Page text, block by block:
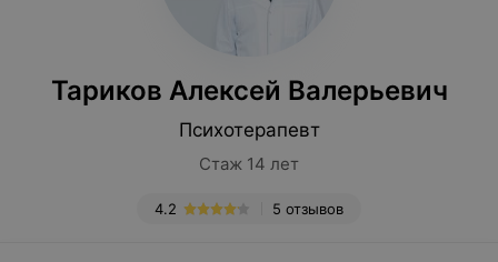
Тариков Алексей Валерьевич
Психотерапевт
Стаж 14 лет
5 отзывов
4.2